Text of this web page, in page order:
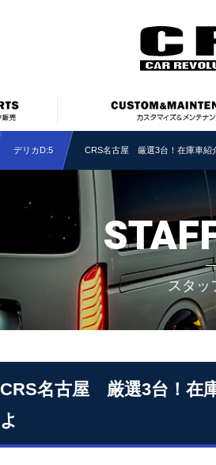
デリカD:5 CRS名古屋 厳選3台！在庫車紹
スタッ
CRS名古屋 厳選3台！在
よ